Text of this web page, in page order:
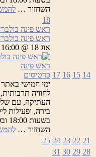
השחזור …
14
15
16
17
18
ראש פינה
ראש פינה
אוג 18 @ 16:00 – 23:00
כרטיסים
ימי חמישי
לחוויה
העתיקה, עם שלל
בירה, ופעילות
השחזור …
21
22
23
24
25
28
29
30
31